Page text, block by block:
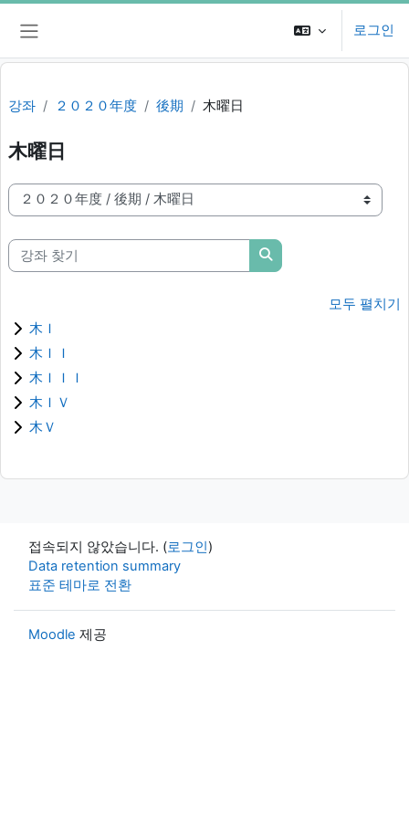
메인 콘텐츠로 건너뛰기
로그인
강좌 ２０２０年度 後期 木曜日
木曜日
강좌 범주
강좌 찾기
강좌 찾기
모두 펼치기
木Ｉ
木ＩＩ
木ＩＩＩ
木ＩＶ
木Ｖ
접속되지 않았습니다. (로그인)
Data retention summary
표준 테마로 전환
Moodle 제공